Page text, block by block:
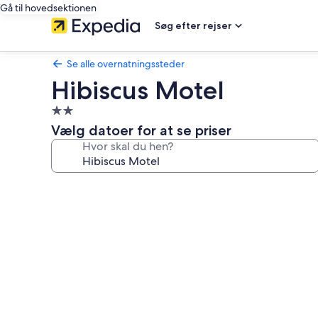
Gå til hovedsektionen
Søg efter rejser
Se alle overnatningssteder
Hibiscus Motel
2.0-
stjernet
overnatningssted
Vælg datoer for at se priser
Hvor skal du hen?